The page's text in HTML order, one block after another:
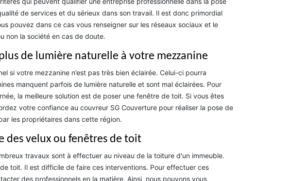
de services et du sérieux dans son travail. Il est donc primordial
pouvez dans ce cas vous renseigner sur les réseaux sociaux et le
non la société en cas de doute.
de lumière naturelle à votre mezzanine
si votre mezzanine n’est pas très bien éclairée. Celui-ci pourra
manquent parfois de lumière naturelle et sont mal éclairées. Pour
la meilleure solution est de poser une fenêtre de toit. Si vous êtes
votre confiance au couvreur SG Couverture pour réaliser la pose de
les propriétaires dans cette région.
des velux ou fenêtres de toit
travaux sont à effectuer au niveau de la toiture d'un immeuble.
toit. Il est difficile de faire ces interventions. Pour effectuer ces
des professionnels en la matière. Ainsi, nous pouvons vous